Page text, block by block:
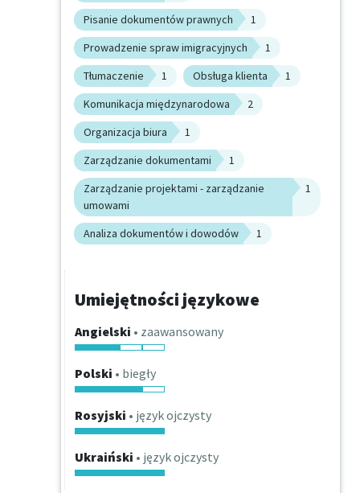
Pisanie dokumentów prawnych
1
Prowadzenie spraw imigracyjnych
1
Tłumaczenie
1 Obsługa klienta
1
Komunikacja międzynarodowa
2
Organizacja biura
1
Zarządzanie dokumentami
1
Zarządzanie projektami - zarządzanie
umowami
1
Analiza dokumentów i dowodów 1
Umiejętności językowe
Angielski • zaawansowany
Polski • biegły
Rosyjski • język ojczysty
Ukraiński • język ojczysty